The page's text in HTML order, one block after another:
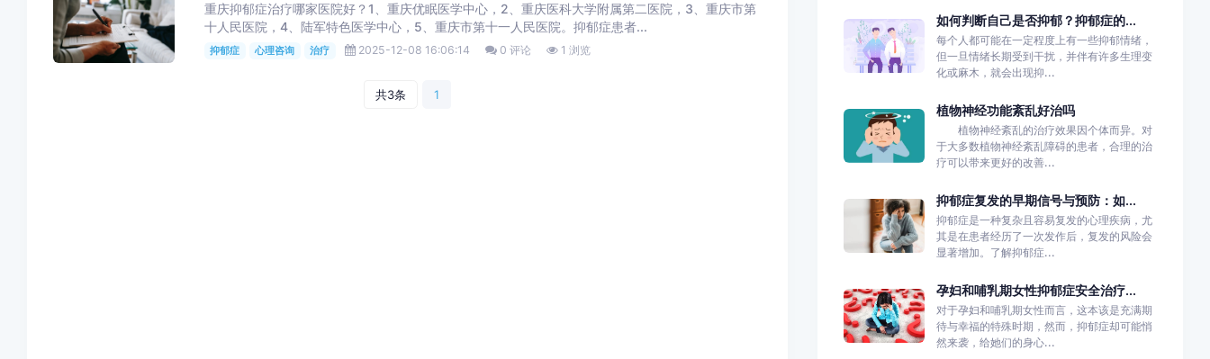
重庆抑郁症治疗哪家医院好？1、重庆优眠医学中心，2、重庆医科大学附属第二医院，3、重庆市第
十人民医院，4、陆军特色医学中心，5、重庆市第十一人民医院。抑郁症患者...
抑郁症 心理咨询 治疗 2025-12-08 16:06:14 0 评论 1 浏览
共3条 1
如何判断自己是否抑郁？抑郁症的...
每个人都可能在一定程度上有一些抑郁情绪，
但一旦情绪长期受到干扰，并伴有许多生理变
化或麻木，就会出现抑...
植物神经功能紊乱好治吗
植物神经紊乱的治疗效果因个体而异。对
于大多数植物神经紊乱障碍的患者，合理的治
疗可以带来更好的改善...
抑郁症复发的早期信号与预防：如...
抑郁症是一种复杂且容易复发的心理疾病，尤
其是在患者经历了一次发作后，复发的风险会
显著增加。了解抑郁症...
孕妇和哺乳期女性抑郁症安全治疗...
对于孕妇和哺乳期女性而言，这本该是充满期
待与幸福的特殊时期，然而，抑郁症却可能悄
然来袭，给她们的身心...